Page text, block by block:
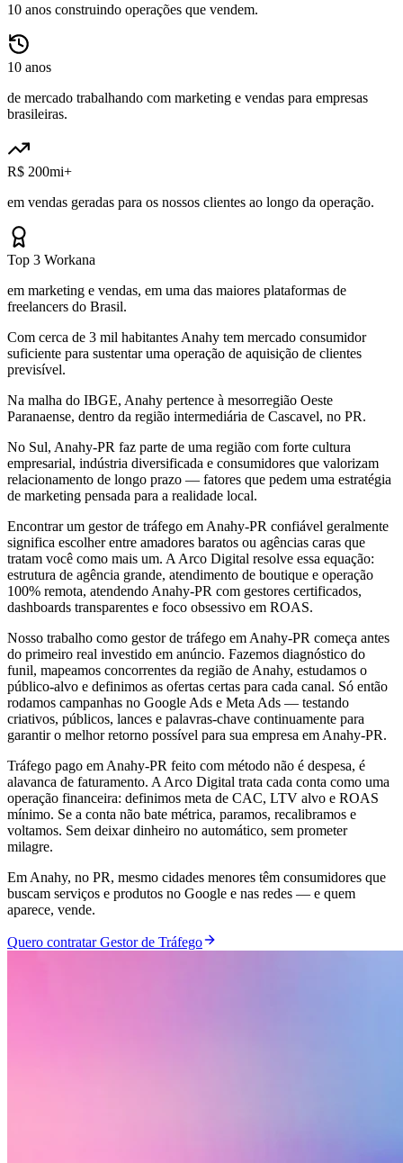
10 anos construindo operações que vendem.
10 anos
de mercado trabalhando com marketing e vendas para empresas
brasileiras.
R$ 200mi+
em vendas geradas para os nossos clientes ao longo da operação.
Top 3 Workana
em marketing e vendas, em uma das maiores plataformas de
freelancers do Brasil.
Com cerca de 3 mil habitantes Anahy tem mercado consumidor
suficiente para sustentar uma operação de aquisição de clientes
previsível.
Na malha do IBGE, Anahy pertence à mesorregião Oeste
Paranaense, dentro da região intermediária de Cascavel, no PR.
No Sul, Anahy-PR faz parte de uma região com forte cultura
empresarial, indústria diversificada e consumidores que valorizam
relacionamento de longo prazo — fatores que pedem uma estratégia
de marketing pensada para a realidade local.
Encontrar um gestor de tráfego em Anahy-PR confiável geralmente
significa escolher entre amadores baratos ou agências caras que
tratam você como mais um. A Arco Digital resolve essa equação:
estrutura de agência grande, atendimento de boutique e operação
100% remota, atendendo Anahy-PR com gestores certificados,
dashboards transparentes e foco obsessivo em ROAS.
Nosso trabalho como gestor de tráfego em Anahy-PR começa antes
do primeiro real investido em anúncio. Fazemos diagnóstico do
funil, mapeamos concorrentes da região de Anahy, estudamos o
público-alvo e definimos as ofertas certas para cada canal. Só então
rodamos campanhas no Google Ads e Meta Ads — testando
criativos, públicos, lances e palavras-chave continuamente para
garantir o melhor retorno possível para sua empresa em Anahy-PR.
Tráfego pago em Anahy-PR feito com método não é despesa, é
alavanca de faturamento. A Arco Digital trata cada conta como uma
operação financeira: definimos meta de CAC, LTV alvo e ROAS
mínimo. Se a conta não bate métrica, paramos, recalibramos e
voltamos. Sem deixar dinheiro no automático, sem prometer
milagre.
Em Anahy, no PR, mesmo cidades menores têm consumidores que
buscam serviços e produtos no Google e nas redes — e quem
aparece, vende.
Quero contratar Gestor de Tráfego